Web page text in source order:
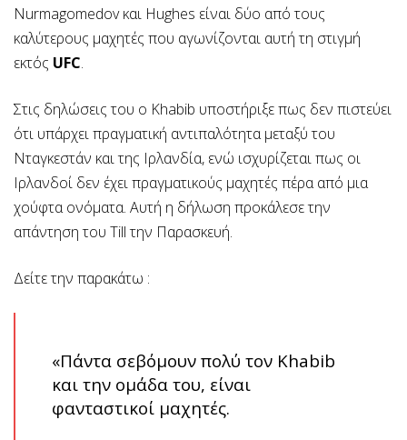
Nurmagomedov και Hughes είναι δύο από τους
καλύτερους μαχητές που αγωνίζονται αυτή τη στιγμή
εκτός UFC.
Στις δηλώσεις του ο Khabib υποστήριξε πως δεν πιστεύει
ότι υπάρχει πραγματική αντιπαλότητα μεταξύ του
Νταγκεστάν και της Ιρλανδία, ενώ ισχυρίζεται πως οι
Ιρλανδοί δεν έχει πραγματικούς μαχητές πέρα από μια
χούφτα ονόματα. Αυτή η δήλωση προκάλεσε την
απάντηση του Till την Παρασκευή.
Δείτε την παρακάτω :
«Πάντα σεβόμουν πολύ τον Khabib
και την ομάδα του, είναι
φανταστικοί μαχητές.